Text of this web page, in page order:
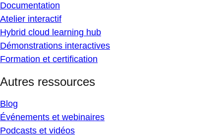
Documentation
Atelier interactif
Hybrid cloud learning hub
Démonstrations interactives
Formation et certification
Autres ressources
Blog
Événements et webinaires
Podcasts et vidéos